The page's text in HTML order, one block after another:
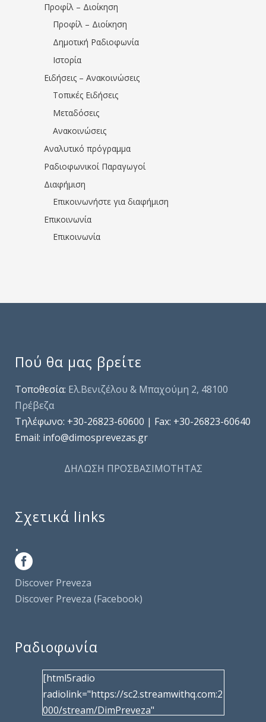
Προφίλ – Διοίκηση
Προφίλ – Διοίκηση
Δημοτική Ραδιοφωνία
Ιστορία
Ειδήσεις – Ανακοινώσεις
Τοπικές Ειδήσεις
Μεταδόσεις
Ανακοινώσεις
Αναλυτικό πρόγραμμα
Ραδιοφωνικοί Παραγωγοί
Διαφήμιση
Επικοινωνήστε για διαφήμιση
Επικοινωνία
Επικοινωνία
Πού θα μας βρείτε
Τοποθεσία: Ελ.Βενιζέλου & Μπαχούμη 2, 48100
Πρέβεζα
Τηλέφωνo: +30-26823-60600 | Fax: +30-26823-60640
Email: info@dimosprevezas.gr
ΔΗΛΩΣΗ ΠΡΟΣΒΑΣΙΜΟΤΗΤΑΣ
Σχετικά links
.
Discover Preveza
Discover Preveza (Facebook)
Ραδιοφωνία
[html5radio
radiolink="https://sc2.streamwithq.com:2
000/stream/DimPreveza"